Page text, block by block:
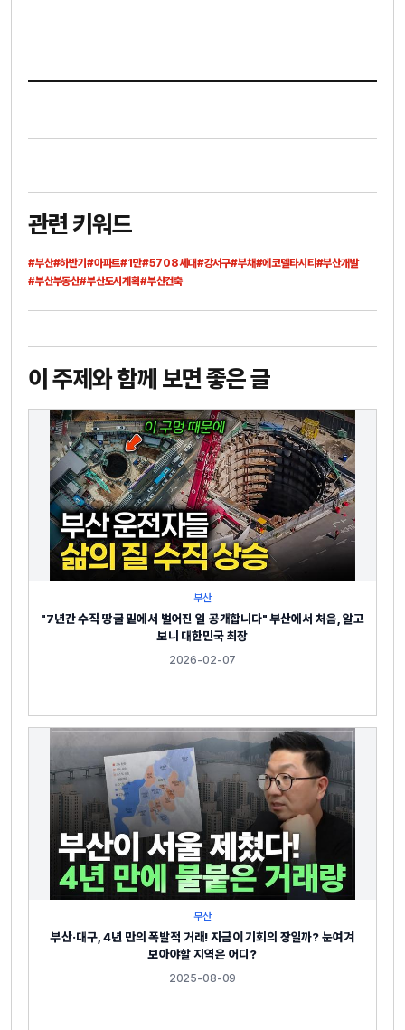
관련 키워드
#부산#하반기 #아파트#1만#5708세대#강서구#부채#에코델타시티 #부산개발
#부산부동산#부산도시계획#부산건축
이 주제와 함께 보면 좋은 글
부산
"7년간 수직 땅굴 밑에서 벌어진 일 공개합니다" 부산에서 처음, 알고
보니 대한민국 최장
2026-02-07
부산
부산·대구, 4년 만의 폭발적 거래! 지금이 기회의 장일까? 눈여겨
보아야할 지역은 어디?
2025-08-09